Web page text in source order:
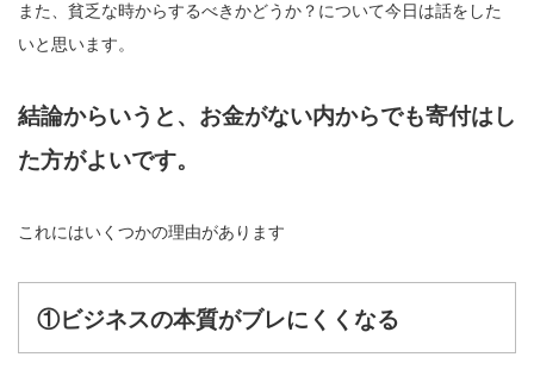
また、貧乏な時からするべきかどうか？について今日は話をした
いと思います。
結論からいうと、お金がない内からでも寄付はし
た方がよいです。
これにはいくつかの理由があります
①ビジネスの本質がブレにくくなる